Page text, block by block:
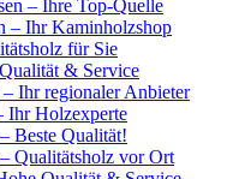
– Ihre Top-Quelle
– Ihr Kaminholzshop
für Sie
& Service
Ihr regionaler Anbieter
Ihr Holzexperte
Beste Qualität!
Qualitätsholz vor Ort